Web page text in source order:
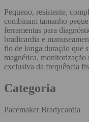
Pequeno, resistente,
combinam tamanho
ferramentas para
bradicardia e
fio de longa duração que
magnética, monitorização
exclusiva da frequência
Categoria
Pacemaker Bradycardia